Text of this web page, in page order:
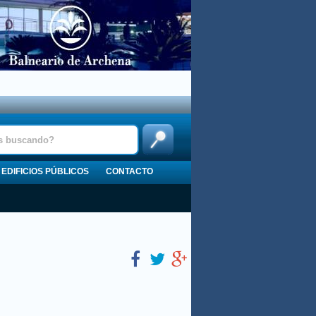
EDIFICIOS PÚBLICOS CONTACTO